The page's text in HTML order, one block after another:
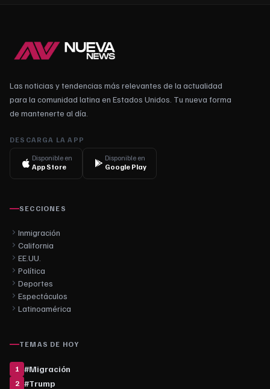
Las noticias y tendencias más relevantes de la actualidad
para la comunidad latina en Estados Unidos. Tu nueva forma
de mantenerte al día.
DESCARGA LA APP
Disponible en
App Store
Disponible en
Google Play
SECCIONES
Inmigración
California
EE.UU.
Política
Deportes
Espectáculos
Latinoamérica
TEMAS DE HOY
1 #Migración
2 #Trump